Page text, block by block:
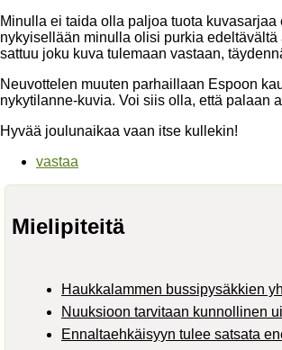
Minulla ei taida olla paljoa tuota
nykyisellään minulla olisi purkia
sattuu joku kuva tulemaan vastaan,
Neuvottelen muuten parhaillaan Espoon
nykytilanne-kuvia. Voi siis olla, että palaan
Hyvää joulunaikaa vaan itse kullekin!
vastaa
Mielipiteitä
Haukkalammen bussipysäkkien
Nuuksioon tarvitaan kunnollinen
Ennaltaehkäisyyn tulee satsata